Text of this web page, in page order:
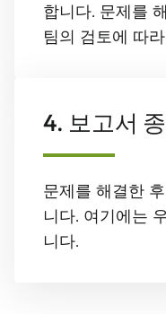
합니다. 문제를
팀의 검토에 따
4. 보고서
문제를 해결한
니다. 여기에는
니다.